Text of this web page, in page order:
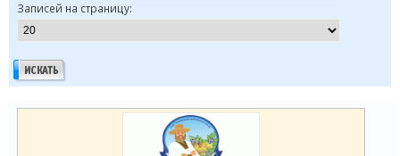
Записей на страницу: